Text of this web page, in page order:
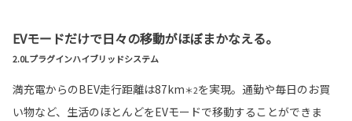
EVモードだけで日々の移動がほぼまかなえる。
2.0Lプラグインハイブリッドシステム
満充電からのBEV走行距離は87km＊2を実現。通勤や毎日のお買
い物など、生活のほとんどをEVモードで移動することができま